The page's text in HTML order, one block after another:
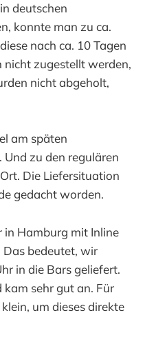
deutschen
konnte man zu ca.
nach ca. 10 Tagen
nicht zugestellt werden,
nicht abgeholt,
am späten
zu den regulären
Die Liefersituation
gedacht worden.
in Hamburg mit Inline
Das bedeutet, wir
in die Bars geliefert.
sehr gut an. Für
um dieses direkte